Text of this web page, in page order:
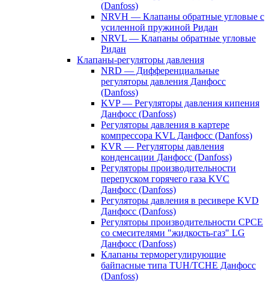
(Danfoss)
NRVH — Клапаны обратные угловые с
усиленной пружиной Ридан
NRVL — Клапаны обратные угловые
Ридан
Клапаны-регуляторы давления
NRD — Дифференциальные
регуляторы давления Данфосс
(Danfoss)
KVP — Регуляторы давления кипения
Данфосс (Danfoss)
Регуляторы давления в картере
компрессора KVL Данфосс (Danfoss)
KVR — Регуляторы давления
конденсации Данфосс (Danfoss)
Регуляторы производительности
перепуском горячего газа KVC
Данфосс (Danfoss)
Регуляторы давления в ресивере KVD
Данфосс (Danfoss)
Регуляторы производительности CPCE
со смесителями "жидкость-газ" LG
Данфосс (Danfoss)
Клапаны терморегулирующие
байпасные типа TUH/TCHE Данфосс
(Danfoss)